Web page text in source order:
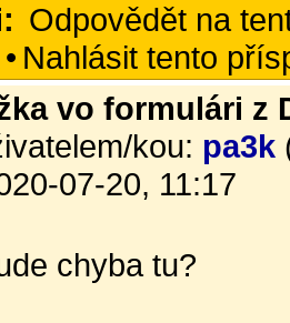
Odpovědět na
• Nahlásit tento
vo formulári z
kou: pa3k
07-20, 11:17
chyba tu?